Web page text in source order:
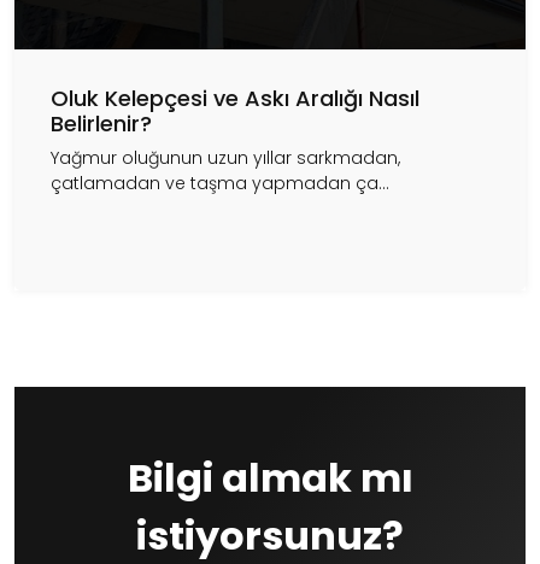
Oluk Kelepçesi ve Askı Aralığı Nasıl
Belirlenir?
Yağmur oluğunun uzun yıllar sarkmadan,
çatlamadan ve taşma yapmadan ça...
Bilgi almak mı
istiyorsunuz?